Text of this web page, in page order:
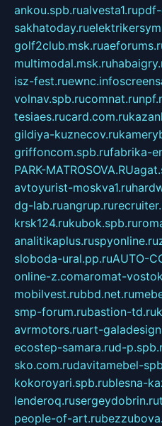
ankou.spb.rualvesta1.ru
sakhatoday.ru
golf2club.msk.ru
multimodal.msk.ru
isz-fest.ruewnc.info
volnav.spb.rucomnat.ru
tesiaes.rucard.com.ru
gildiya-kuznecov.ru
griffoncom.spb.rufabrika-
PARK-MATROSOVA.RU
avtoyurist-moskva1.ru
dg-lab.ruangrup.ru
krsk124.rukubok.spb.ru
analitikaplus.ruspyonline.ru
sloboda-ural.pp.ruAUTO-
online-z.comaromat-
mobilvest.rubbd.net.ru
smp-forum.rubastion-td.ru
avrmotors.ruart-
ecostep-samara.rud-
sko.com.rudavitamebel-
kokoroyari.spb.rublesna-
lenderoq.rusergeydobrin.ru
people-of-art.ru